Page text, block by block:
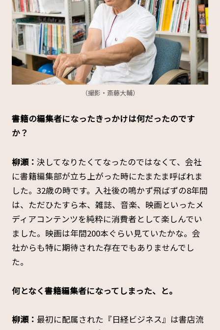
（撮影・斎藤大輔）
――書籍の編集者になったきっかけは何だったのです
か？
柳瀬： 決してなりたくてなったのではなくて、会社
に書籍編集部が立ち上がった時にたまたま呼ばれま
した。32歳の時です。入社後の鳴かず飛ばずの8年間
は、ただひたすら本、雑誌、音楽、映画といったメ
ディアコンテンツを純粋に消費者として楽しんでい
ました。映画は年間200本ぐらい見ていたかな。会
社からも特に期待された存在でもありませんでし
た。
――何となく書籍編集者になってしまった、と。
柳瀬： 最初に配属された『日経ビジネス』は書店流